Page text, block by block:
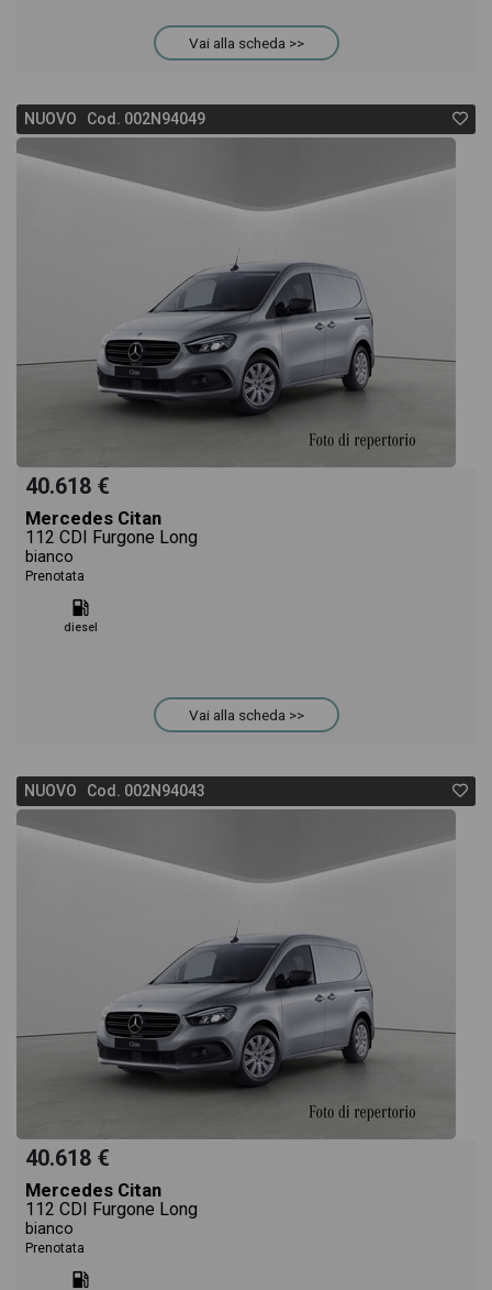
Vai alla scheda >>
NUOVO Cod. 002N94049
40.618 €
Mercedes Citan
112 CDI Furgone Long
bianco
Prenotata
diesel
Vai alla scheda >>
NUOVO Cod. 002N94043
40.618 €
Mercedes Citan
112 CDI Furgone Long
bianco
Prenotata